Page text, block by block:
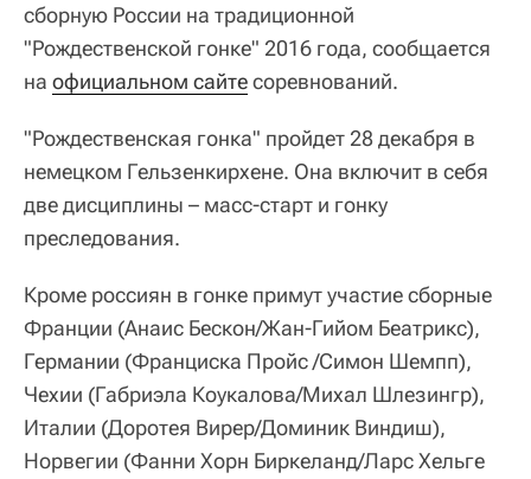
сборную России на традиционной
"Рождественской гонке" 2016 года, сообщается
на официальном сайтесоревнований.
"Рождественская гонка" пройдет 28 декабря в
немецком Гельзенкирхене. Она включит в себя
две дисциплины – масс-старт и гонку
преследования.
Кроме россиян в гонке примут участие сборные
Франции (Анаис Бескон/Жан-Гийом Беатрикс),
Германии (Франциска Пройс /Симон Шемпп),
Чехии (Габриэла Коукалова/Михал Шлезингр),
Италии (Доротея Вирер/Доминик Виндиш),
Норвегии (Фанни Хорн Биркеланд/Ларс Хельге